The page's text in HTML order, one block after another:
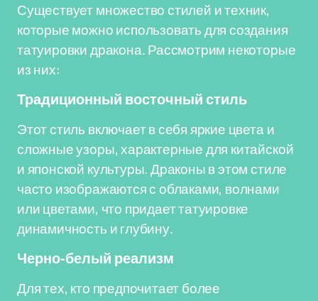
Существует множество стилей и техник,
которые можно использовать для создания
татуировки дракона. Рассмотрим некоторые
из них:
Традиционный восточный стиль
Этот стиль включает в себя яркие цвета и
сложные узоры, характерные для китайской
и японской культуры. Драконы в этом стиле
часто изображаются с облаками, волнами
или цветами, что придает татуировке
динамичность и глубину.
Черно-белый реализм
Для тех, кто предпочитает более